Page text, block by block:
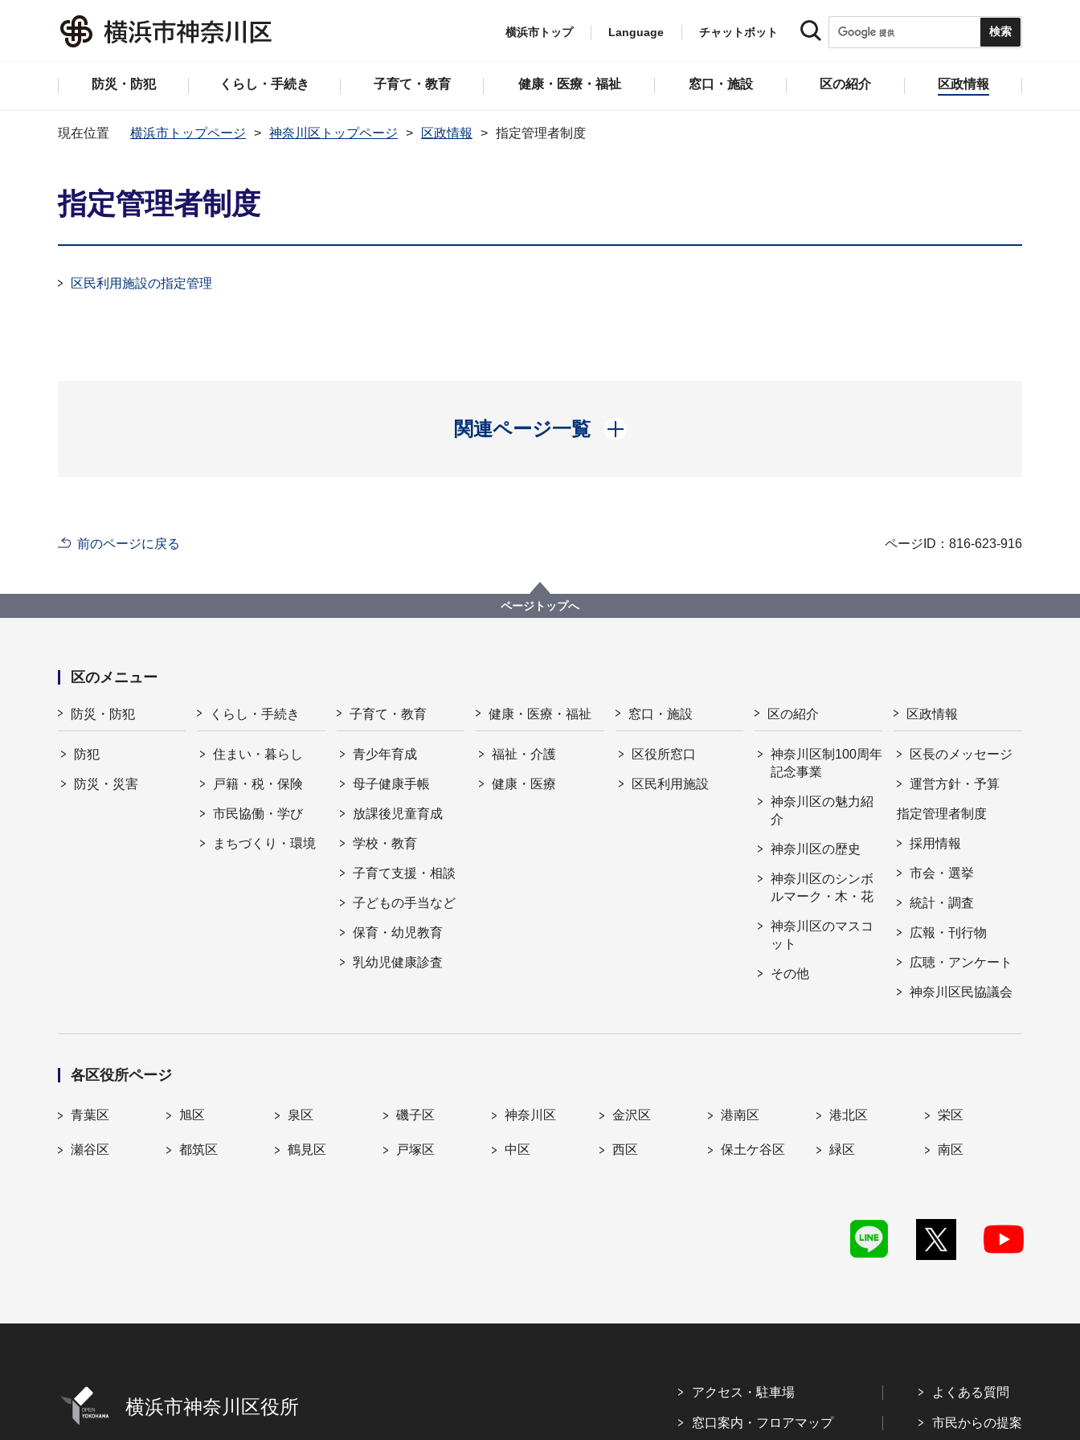
横浜市トップ Language チャットボット
防災・防犯 くらし・手続き 子育て・教育 健康・医療・福祉 窓口・施設 区の紹介 区政情報
現在位置 横浜市トップページ 神奈川区トップページ 区政情報 指定管理者制度
指定管理者制度
区民利用施設の指定管理
関連ページ一覧
開く
前のページに戻る ページID：816-623-916
ページトップへ
区のメニュー
防災・防犯
防犯
防災・災害
くらし・手続き
住まい・暮らし
戸籍・税・保険
市民協働・学び
まちづくり・環境
子育て・教育
青少年育成
母子健康手帳
放課後児童育成
学校・教育
子育て支援・相談
子どもの手当など
保育・幼児教育
乳幼児健康診査
健康・医療・福祉
福祉・介護
健康・医療
窓口・施設
区役所窓口
区民利用施設
区の紹介
神奈川区制100周年
記念事業
神奈川区の魅力紹
介
神奈川区の歴史
神奈川区のシンボ
ルマーク・木・花
神奈川区のマスコ
ット
その他
区政情報
区長のメッセージ
運営方針・予算
指定管理者制度
採用情報
市会・選挙
統計・調査
広報・刊行物
広聴・アンケート
神奈川区民協議会
各区役所ページ
青葉区 旭区 泉区 磯子区 神奈川区 金沢区 港南区 港北区 栄区
瀬谷区 都筑区 鶴見区 戸塚区 中区 西区 保土ケ谷区 緑区 南区
横浜市神奈川区役所
アクセス・駐車場
窓口案内・フロアマップ
よくある質問
市民からの提案